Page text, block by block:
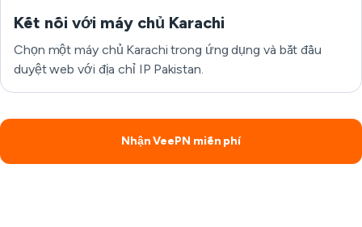
Kết nối với máy chủ Karachi
Chọn một máy chủ Karachi trong ứng dụng và bắt đầu
duyệt web với địa chỉ IP Pakistan.
Nhận VeePN miễn phí